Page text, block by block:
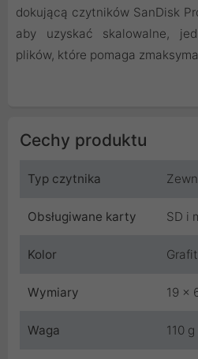
dokującą czytników SanDisk
aby uzyskać skalowalne,
plików, które pomaga
Cechy produktu
Typ czytnika
Obsługiwane karty SD i
Kolor
Wymiary 19 x
Waga 110 g